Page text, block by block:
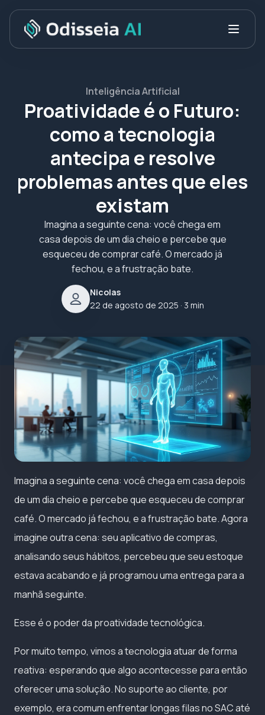
Inteligência Artificial
Proatividade é o Futuro:
como a tecnologia
antecipa e resolve
problemas antes que eles
existam
Imagina a seguinte cena: você chega em
casa depois de um dia cheio e percebe que
esqueceu de comprar café. O mercado já
fechou, e a frustração bate.
Nicolas
22 de agosto de 2025 · 3 min
Imagina a seguinte cena: você chega em casa depois
de um dia cheio e percebe que esqueceu de comprar
café. O mercado já fechou, e a frustração bate. Agora
imagine outra cena: seu aplicativo de compras,
analisando seus hábitos, percebeu que seu estoque
estava acabando e já programou uma entrega para a
manhã seguinte.
Esse é o poder da proatividade tecnológica.
Por muito tempo, vimos a tecnologia atuar de forma
reativa: esperando que algo acontecesse para então
oferecer uma solução. No suporte ao cliente, por
exemplo, era comum enfrentar longas filas no SAC até